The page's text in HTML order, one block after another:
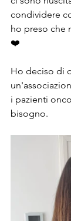
condividere
ho preso che
❤️
Ho deciso di
i pazienti
bisogno.